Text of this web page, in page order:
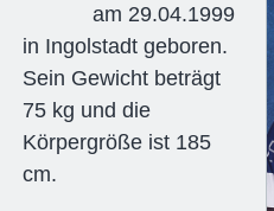
am 29.04.1999
in Ingolstadt geboren.
Sein Gewicht beträgt
75 kg und die
Körpergröße ist 185
cm.